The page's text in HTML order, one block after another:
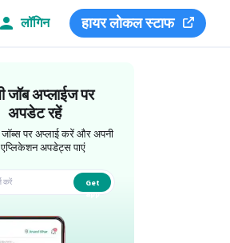
लॉगिन हायर लोकल स्टाफ
जॉब अप्लाईज पर
अपडेट रहें
पर अप्लाई करें और अपनी
अपडेट्स पाएं
Get
app